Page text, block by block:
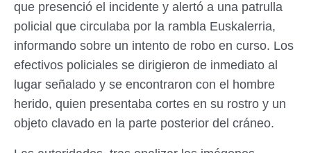
que presenció el incidente y alertó a una patrulla
policial que circulaba por la rambla Euskalerria,
informando sobre un intento de robo en curso. Los
efectivos policiales se dirigieron de inmediato al
lugar señalado y se encontraron con el hombre
herido, quien presentaba cortes en su rostro y un
objeto clavado en la parte posterior del cráneo.